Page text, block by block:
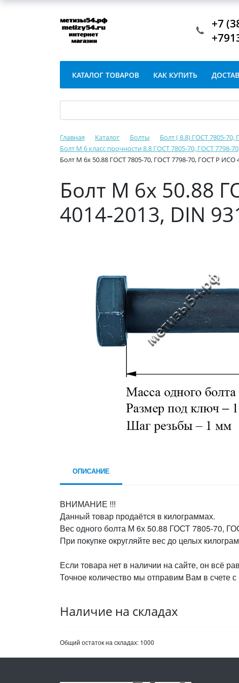
+7
КАТАЛОГ ТОВАРОВ КАК КУПИТЬ
Главная Каталог Болты
Болт ( 8.8) ГОСТ 7805-
Болт М 6 класс прочности 8.8 ГОСТ 7805-70, ГОСТ 7798-
Болт М 6х 50.88 ГОСТ 7805-70, ГОСТ 7798-70, ГОСТ Р ИСО
Болт М 6х 50.88
4014-2013, DIN
ОПИСАНИЕ
ВНИМАНИЕ !!!
Данный товар продаётся в килограммах.
Вес одного болта М 6х 50.88 ГОСТ 7805-70,
При покупке округляйте вес до целых
Если товара нет в наличии на сайте, он всё
Точное количество мы отправим Вам в счете
Наличие на складах
Общий остаток на складах: 1000